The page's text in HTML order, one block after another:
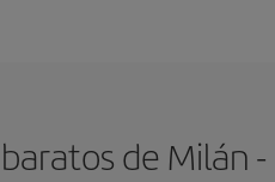
de Milán -